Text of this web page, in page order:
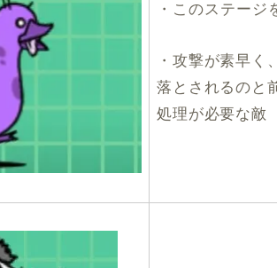
・このステージ
・攻撃が素早く
落とされるのと
処理が必要な敵